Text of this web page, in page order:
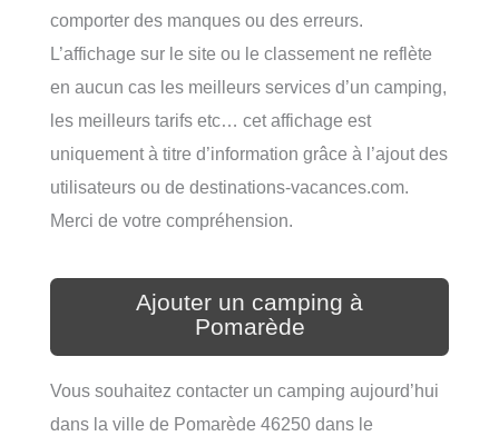
comporter des manques ou des erreurs.
L’affichage sur le site ou le classement ne reflète
en aucun cas les meilleurs services d’un camping,
les meilleurs tarifs etc… cet affichage est
uniquement à titre d’information grâce à l’ajout des
utilisateurs ou de destinations-vacances.com.
Merci de votre compréhension.
Ajouter un camping à
Pomarède
Vous souhaitez contacter un camping aujourd’hui
dans la ville de Pomarède 46250 dans le